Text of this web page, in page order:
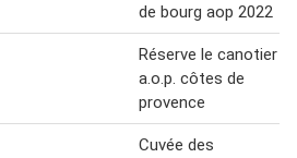
de bourg aop 2022
Réserve le canotier
a.o.p. côtes de
provence
Cuvée des